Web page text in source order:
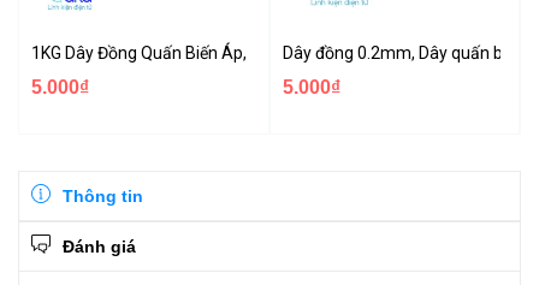
1KG Dây Đồng Quấn Biến Áp, Dây Đồng Quấn Motor
5.000₫
Dây đồng 0.2mm, Dây quấn biến
5.000₫
Thông tin
Đánh giá